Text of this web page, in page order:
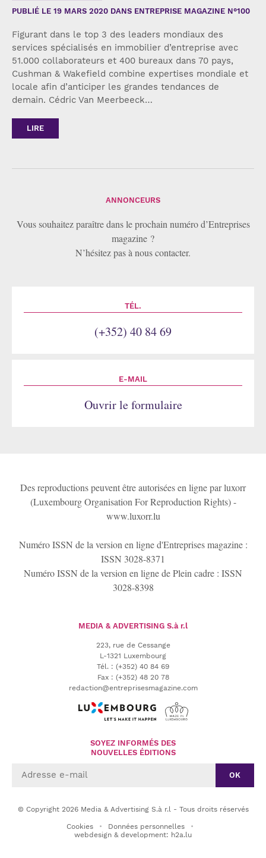
PUBLIÉ LE 19 MARS 2020 DANS ENTREPRISE MAGAZINE N°100
Figurant dans le top 3 des leaders mondiaux des
services spécialisés en immobilier d’entreprise avec
51.000 collaborateurs et 400 bureaux dans 70 pays,
Cushman & Wakefield combine expertises mondiale et
locale afin d’anticiper les grandes tendances de
demain. Cédric Van Meerbeeck…
LIRE
ANNONCEURS
Vous souhaitez paraître dans le prochain numéro d’Entreprises
magazine ?
N’hésitez pas à nous contacter.
TÉL.
(+352) 40 84 69
E-MAIL
Ouvrir le formulaire
Des reproductions peuvent être autorisées en ligne par luxorr
(Luxembourg Organisation For Reproduction Rights) -
www.luxorr.lu
Numéro ISSN de la version en ligne d'Entreprises magazine :
ISSN 3028-8371
Numéro ISSN de la version en ligne de Plein cadre : ISSN
3028-8398
MEDIA & ADVERTISING S.à r.l
223, rue de Cessange
L-1321 Luxembourg
Tél. : (+352) 40 84 69
Fax : (+352) 48 20 78
redaction@entreprisesmagazine.com
SOYEZ INFORMÉS DES
NOUVELLES ÉDITIONS
OK
© Copyright 2026 Media & Advertising S.à r.l - Tous droits réservés
Cookies
Données personnelles
webdesign & development: h2a.lu